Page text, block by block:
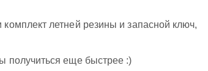
летней резины и запасной ключ,
получиться еще быстрее :)